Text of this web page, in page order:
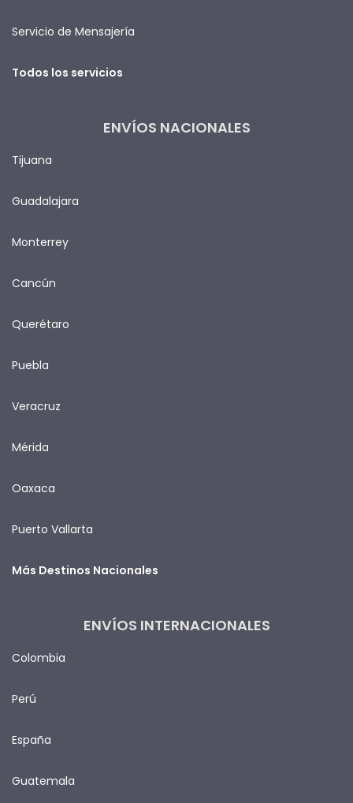
Servicio de Mensajería
Todos los servicios
ENVÍOS NACIONALES
Tijuana
Guadalajara
Monterrey
Cancún
Querétaro
Puebla
Veracruz
Mérida
Oaxaca
Puerto Vallarta
Más Destinos Nacionales
ENVÍOS INTERNACIONALES
Colombia
Perú
España
Guatemala